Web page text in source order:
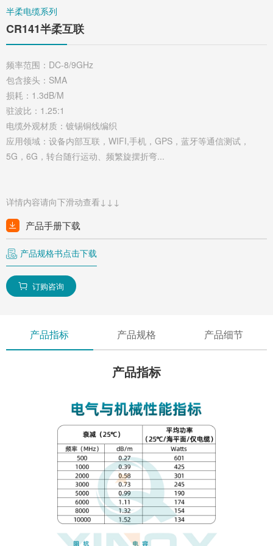
半柔电缆系列
CR141半柔互联
频率范围：DC-8/9GHz
包含接头：SMA
损耗：1.3dB/M
驻波比：1.25:1
电缆外观材质：镀锡铜线编织
应用领域：设备内部互联，WIFI,手机，GPS，蓝牙等通信测试，
5G，6G，转台随行运动、频繁旋摆折弯...
详情内容请向下滑动查看↓↓↓
产品手册下载
产品规格书点击下载
 订购咨询
产品指标 产品规格 产品细节
产品指标